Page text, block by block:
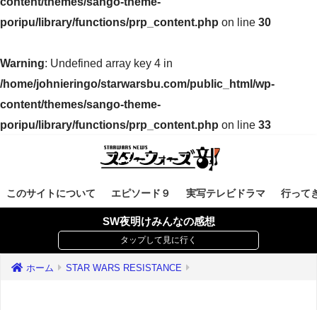
poripu/library/functions/prp_content.php on line 30
Warning: Undefined array key 4 in
/home/johnieringo/starwarsbu.com/public_html/wp-
content/themes/sango-theme-
poripu/library/functions/prp_content.php on line 33
このサイトについて エピソード９ 実写テレビドラマ 行って
SW夜明けみんなの感想
ホーム STAR WARS RESISTANCE